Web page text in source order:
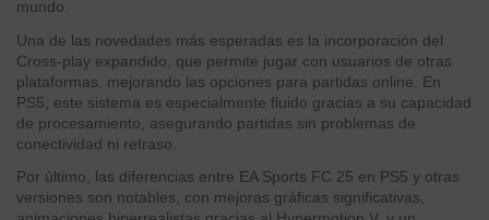
mundo.
Una de las novedades más esperadas es la incorporación del
Cross-play expandido, que permite jugar con usuarios de otras
plataformas, mejorando las opciones para partidas online. En
PS5, este sistema es especialmente fluido gracias a su capacidad
de procesamiento, asegurando partidas sin problemas de
conectividad ni retraso.
Por último, las diferencias entre EA Sports FC 25 en PS5 y otras
versiones son notables, con mejoras gráficas significativas,